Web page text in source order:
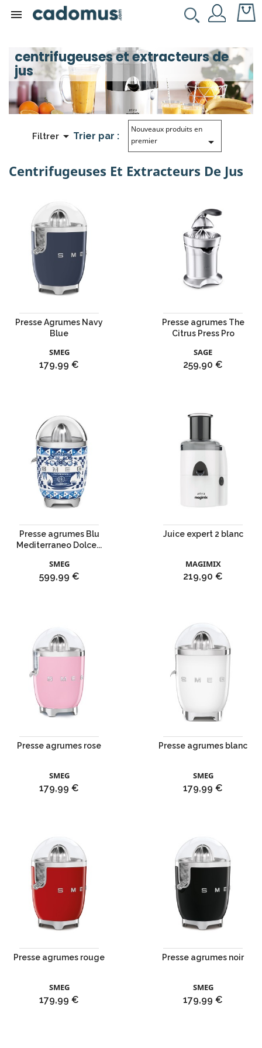

centrifugeuses et extracteurs de
jus
Filtrer Trier par :
Nouveaux produits en
premier

Centrifugeuses Et Extracteurs De Jus
Presse Agrumes Navy
Blue
SMEG
Prix
179,99 €
Presse agrumes The
Citrus Press Pro
SAGE
Prix
259,90 €
Presse agrumes Blu
Mediterraneo Dolce...
SMEG
Prix
599,99 €
Juice expert 2 blanc
MAGIMIX
Prix
219,90 €
Presse agrumes rose
SMEG
Prix
179,99 €
Presse agrumes blanc
SMEG
Prix
179,99 €
Presse agrumes rouge
SMEG
Prix
179,99 €
Presse agrumes noir
SMEG
Prix
179,99 €